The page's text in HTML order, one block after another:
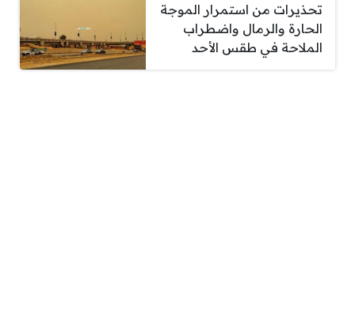
تحذيرات من استمرار الموجة
الحارة والرمال واضطراب
الملاحة في طقس الأحد